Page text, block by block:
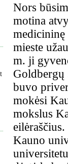
Nors
motina
medicininę
mieste
m. ji
Goldbergų
buvo
mokėsi
mokslus
Kauno